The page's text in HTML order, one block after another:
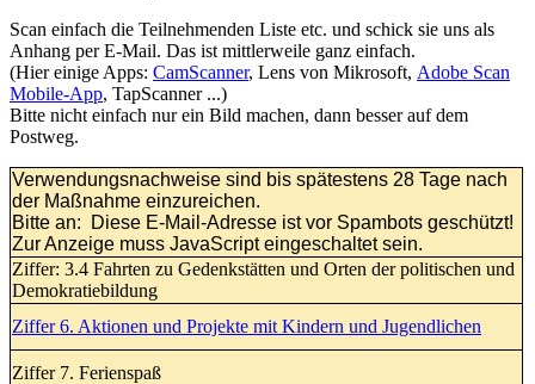
Scan einfach die Teilnehmenden Liste etc. und schick sie uns als
Anhang per E-Mail. Das ist mittlerweile ganz einfach.
(Hier einige Apps: CamScanner, Lens von Mikrosoft, Adobe Scan
Mobile-App, TapScanner ...)
Bitte nicht einfach nur ein Bild machen, dann besser auf dem
Postweg.
Verwendungsnachweise sind bis spätestens 28 Tage nach
der Maßnahme einzureichen.
Bitte an:
Diese E-Mail-Adresse ist vor Spambots geschützt!
Zur Anzeige muss JavaScript eingeschaltet sein.
Ziffer: 3.4 Fahrten zu Gedenkstätten und Orten der politischen und
Demokratiebildung
Ziffer 6. Aktionen und Projekte mit Kindern und Jugendlichen
Ziffer 7. Ferienspaß